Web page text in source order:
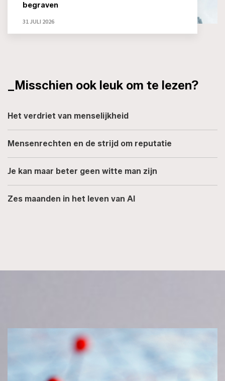
begraven
31 JULI 2026
_Misschien ook leuk om te lezen?
Het verdriet van menselijkheid
Mensenrechten en de strijd om reputatie
Je kan maar beter geen witte man zijn
Zes maanden in het leven van AI